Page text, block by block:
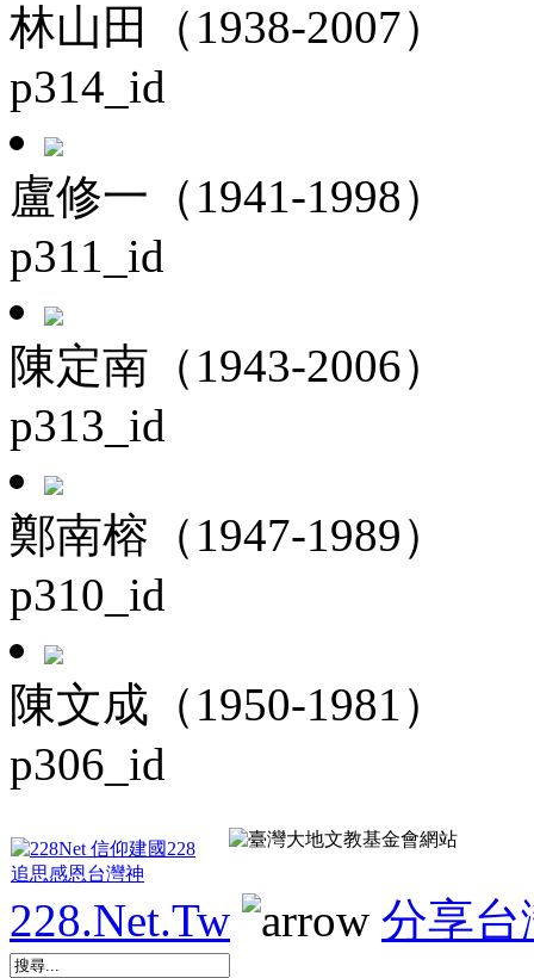
林山田（1938-2007）
p314_id
盧修一（1941-1998）
p311_id
陳定南（1943-2006）
p313_id
鄭南榕（1947-1989）
p310_id
陳文成（1950-1981）
p306_id
228.Net.Tw 分享台